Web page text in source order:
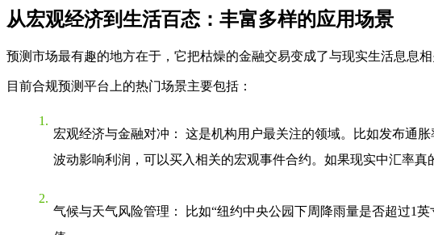
从宏观经济到生活百态：丰富多样的应用场景
预测市场最有趣的地方在于，它把枯燥的金融交易变成了与现实生活息息
目前合规预测平台上的热门场景主要包括：
宏观经济与金融对冲 ： 这是机构用户最关注的领域。比如发布通
波动影响利润，可以买入相关的宏观事件合约。如果现实中汇率
气候与天气风险管理 ： 比如“纽约中央公园下周降雨量是否超过1